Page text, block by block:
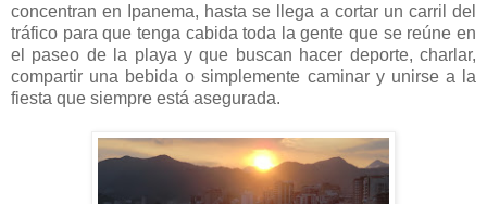
concentran en Ipanema, hasta se llega a cortar un carril del
tráfico para que tenga cabida toda la gente que se reúne en
el paseo de la playa y que buscan hacer deporte, charlar,
compartir una bebida o simplemente caminar y unirse a la
fiesta que siempre está asegurada.